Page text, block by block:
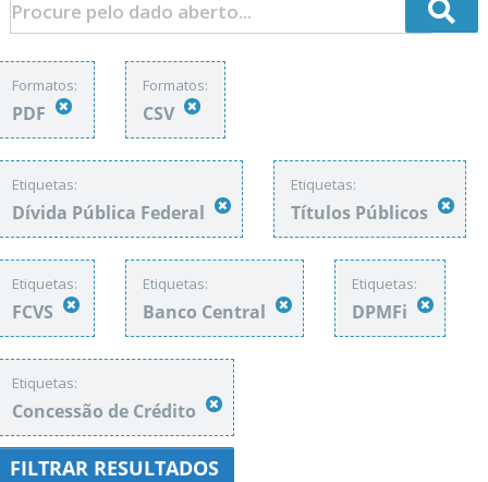
Formatos:
PDF
Formatos:
CSV
Etiquetas:
Dívida Pública Federal
Etiquetas:
Títulos Públicos
Etiquetas:
FCVS
Etiquetas:
Banco Central
Etiquetas:
DPMFi
Etiquetas:
Concessão de Crédito
FILTRAR RESULTADOS